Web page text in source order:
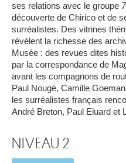
ses relations avec le groupe
découverte de Chirico et de
surréalistes. Des vitrines
révèlent la richesse des
Musée : des revues dites
par la correspondance de
avant les compagnons de
Paul Nougé, Camille
les surréalistes français
André Breton, Paul Eluard et
NIVEAU 2